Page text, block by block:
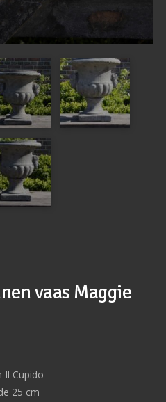
vaas Maggie
Il Cupido
25 cm